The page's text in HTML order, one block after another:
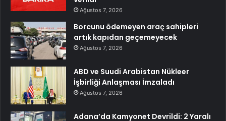
Ağustos 7, 2026
Borcunu ödemeyen araç sahipleri
artık kapıdan geçemeyecek
Ağustos 7, 2026
ABD ve Suudi Arabistan Nükleer
İşbirliği Anlaşması İmzaladı
Ağustos 7, 2026
Adana’da Kamyonet Devrildi: 2 Yaralı